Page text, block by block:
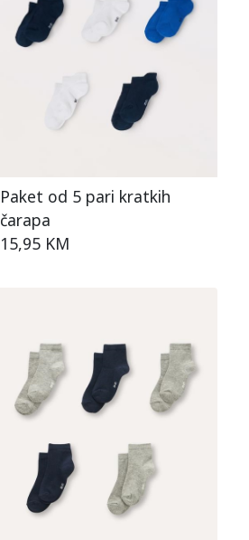
Paket od 5 pari kratkih
čarapa
15,95 KM